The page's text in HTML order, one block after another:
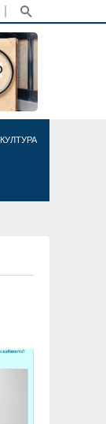
КУЛТУРА